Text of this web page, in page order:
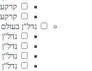
נדל"ן בעולם
נדל"ן
נדל"ן